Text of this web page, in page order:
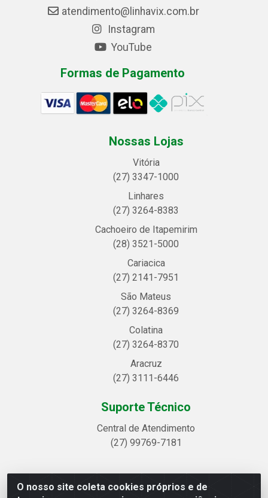
O nosso site coleta cookies próprios e de
atendimento@linhavix.com.br
Instagram
YouTube
Formas de Pagamento
Nossas Lojas
Vitória
(27) 3347-1000
Linhares
(27) 3264-8383
Cachoeiro de Itapemirim
(28) 3521-5000
Cariacica
(27) 2141-7951
São Mateus
(27) 3264-8369
Colatina
(27) 3264-8370
Aracruz
(27) 3111-6446
Suporte Técnico
Central de Atendimento
(27) 99769-7181
Linhavix Distribuidora LTDA - Avenida Alegre, 2521 -